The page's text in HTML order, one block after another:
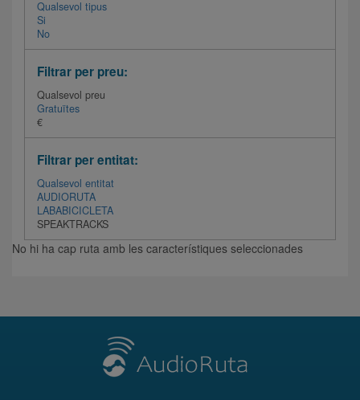
Qualsevol tipus
Si
No
Filtrar per preu:
Qualsevol preu
Gratuïtes
€
Filtrar per entitat:
Qualsevol entitat
AUDIORUTA
LABABICICLETA
SPEAKTRACKS
No hi ha cap ruta amb les característiques seleccionades